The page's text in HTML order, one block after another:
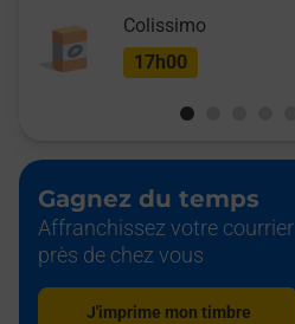
Colissimo
17h00
Gagnez du temps
Affranchissez votre courrier
près de chez vous
J'imprime mon timbre